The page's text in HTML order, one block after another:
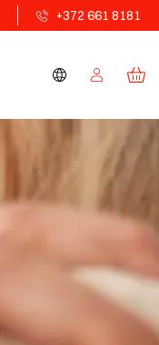
+372 661 8181